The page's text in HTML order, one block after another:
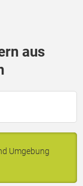
aus
Umgebung